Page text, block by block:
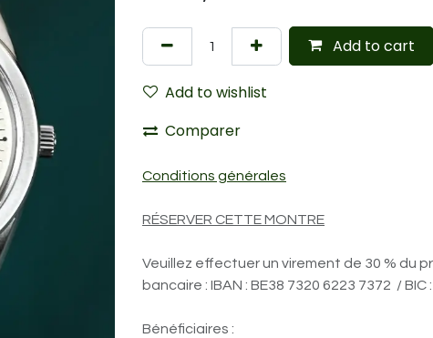
Add to cart
Add to wishlist
Comparer
Conditions générales
RÉSERVER CETTE MONTRE
Veuillez effectuer un virement de 30 % du
bancaire : IBAN : BE38 7320 6223 7372 / BIC :
Bénéficiaires :